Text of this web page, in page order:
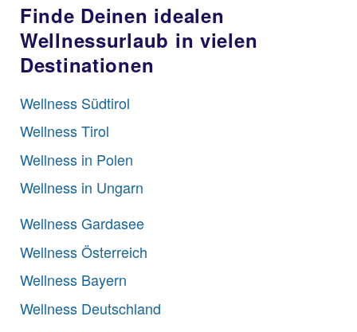
Finde Deinen idealen
Wellnessurlaub in vielen
Destinationen
Wellness Südtirol
Wellness Tirol
Wellness in Polen
Wellness in Ungarn
Wellness Gardasee
Wellness Österreich
Wellness Bayern
Wellness Deutschland